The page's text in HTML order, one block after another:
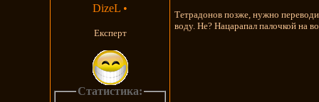
DizeL •
Експерт
Статистика:
Тетрадонов позже, нужно
воду. Не? Нацарапал палочкой на